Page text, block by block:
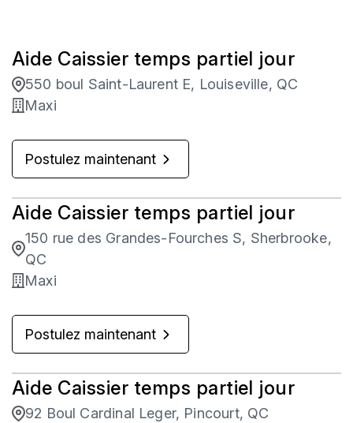
Asbestos
Baie D'Urfe
Baie-Comeau
Aide Caissier temps partiel jour
550 boul Saint-Laurent E, Louiseville, QC
Maxi
Postulez maintenant
Aide Caissier temps partiel jour
150 rue des Grandes-Fourches S, Sherbrooke,
QC
Maxi
Postulez maintenant
Aide Caissier temps partiel jour
92 Boul Cardinal Leger, Pincourt, QC